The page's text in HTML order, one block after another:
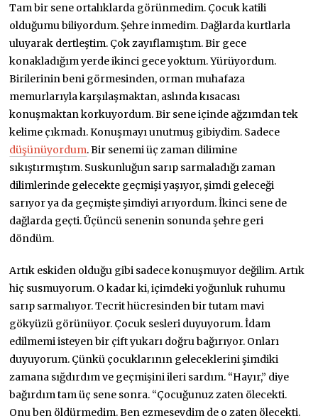
Tam bir sene ortalıklarda görünmedim. Çocuk katili
olduğumu biliyordum. Şehre inmedim. Dağlarda kurtlarla
uluyarak dertleştim. Çok zayıflamıştım. Bir gece
konakladığım yerde ikinci gece yoktum. Yürüyordum.
Birilerinin beni görmesinden, orman muhafaza
memurlarıyla karşılaşmaktan, aslında kısacası
konuşmaktan korkuyordum. Bir sene içinde ağzımdan tek
kelime çıkmadı. Konuşmayı unutmuş gibiydim. Sadece
düşünüyordum. Bir senemi üç zaman dilimine
sıkıştırmıştım. Suskunluğun sarıp sarmaladığı zaman
dilimlerinde gelecekte geçmişi yaşıyor, şimdi geleceği
sarıyor ya da geçmişte şimdiyi arıyordum. İkinci sene de
dağlarda geçti. Üçüncü senenin sonunda şehre geri
döndüm.
Artık eskiden olduğu gibi sadece konuşmuyor değilim. Artık
hiç susmuyorum. O kadar ki, içimdeki yoğunluk ruhumu
sarıp sarmalıyor. Tecrit hücresinden bir tutam mavi
gökyüzü görünüyor. Çocuk sesleri duyuyorum. İdam
edilmemi isteyen bir çift yukarı doğru bağırıyor. Onları
duyuyorum. Çünkü çocuklarının geleceklerini şimdiki
zamana sığdırdım ve geçmişini ileri sardım. “Hayır,” diye
bağırdım tam üç sene sonra. “Çocuğunuz zaten ölecekti.
Onu ben öldürmedim. Ben ezmeseydim de o zaten ölecekti.